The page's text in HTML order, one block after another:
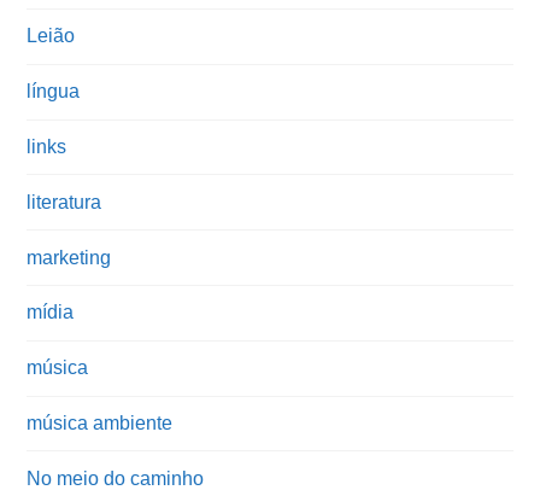
Leião
língua
links
literatura
marketing
mídia
música
música ambiente
No meio do caminho